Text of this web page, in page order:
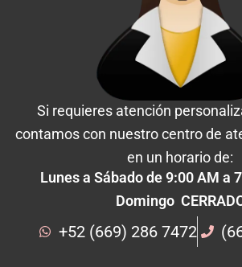
Si requieres atención
contamos con nuestro centro de
en un horario de:
Lunes a Sábado de 9:00 AM a
Domingo
+52 (669) 286 7472